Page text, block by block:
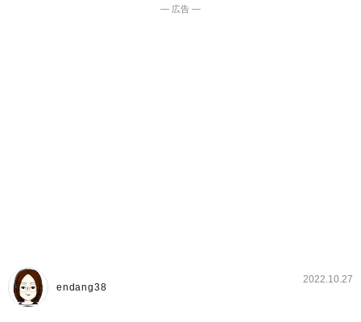
― 広告 ―
endang38
2022.10.27